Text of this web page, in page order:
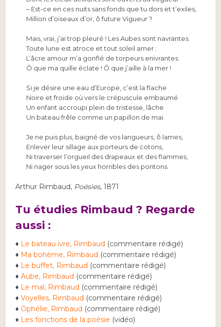
– Est-ce en ces nuits sans fonds que tu dors et t’exiles,
Million d’oiseaux d’or, ô future Vigueur ?
Mais, vrai, j’ai trop pleuré ! Les Aubes sont navrantes.
Toute lune est atroce et tout soleil amer :
L’âcre amour m’a gonflé de torpeurs enivrantes.
Ô que ma quille éclate ! Ô que j’aille à la mer !
Si je désire une eau d’Europe, c’est la flache
Noire et froide où vers le crépuscule embaumé
Un enfant accroupi plein de tristesse, lâche
Un bateau frêle comme un papillon de mai.
Je ne puis plus, baigné de vos langueurs, ô lames,
Enlever leur sillage aux porteurs de cotons,
Ni traverser l’orgueil des drapeaux et des flammes,
Ni nager sous les yeux horribles des pontons.
Arthur Rimbaud, Poésies, 1871
Tu étudies Rimbaud ? Regarde
aussi :
♦ Le bateau ivre, Rimbaud (commentaire rédigé)
♦ Ma bohème, Rimbaud (commentaire rédigé)
♦ Le buffet, Rimbaud (commentaire rédigé)
♦Aube, Rimbaud (commentaire rédigé)
♦ Le mal, Rimbaud (commentaire rédigé)
♦Voyelles, Rimbaud (commentaire rédigé)
♦ Ophélie, Rimbaud (commentaire rédigé)
♦ Les fonctions de la poésie (vidéo)